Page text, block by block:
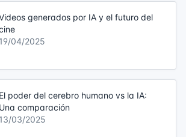
generados por IA y el futuro del
19/04/2025
El poder del cerebro humano vs la IA:
Una comparación
13/03/2025